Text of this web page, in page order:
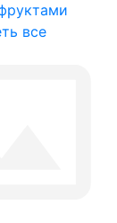
все